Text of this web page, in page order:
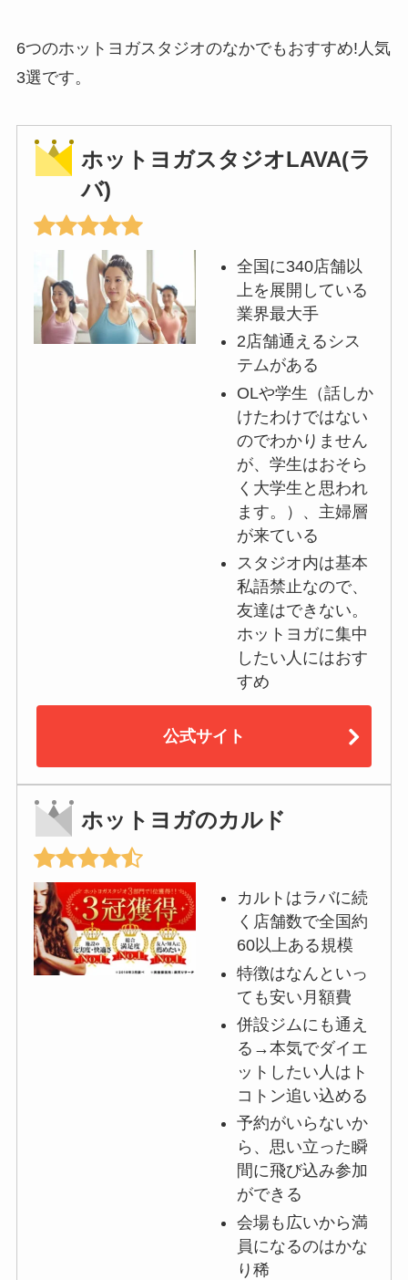
6つのホットヨガスタジオのなかでもおすすめ!人気
3選です。
ホットヨガスタジオLAVA(ラ
バ)
全国に340店舗以
上を展開している
業界最大手
2店舗通えるシス
テムがある
OLや学生（話しか
けたわけではない
のでわかりません
が、学生はおそら
く大学生と思われ
ます。）、主婦層
が来ている
スタジオ内は基本
私語禁止なので、
友達はできない。
ホットヨガに集中
したい人にはおす
すめ
公式サイト
ホットヨガのカルド
カルトはラバに続
く店舗数で全国約
60以上ある規模
特徴はなんといっ
ても安い月額費
併設ジムにも通え
る→本気でダイエ
ットしたい人はト
コトン追い込める
予約がいらないか
ら、思い立った瞬
間に飛び込み参加
ができる
会場も広いから満
員になるのはかな
り稀